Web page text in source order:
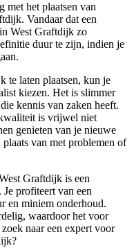
met het plaatsen van
Vandaar dat een
West Graftdijk zo
duur te zijn, indien je
te laten plaatsen, kun je
kiezen. Het is slimmer
kennis van zaken heeft.
is vrijwel niet
genieten van je nieuwe
van met problemen of
Graftdijk is een
profiteert van een
en miniem onderhoud.
waardoor het voor
naar een expert voor